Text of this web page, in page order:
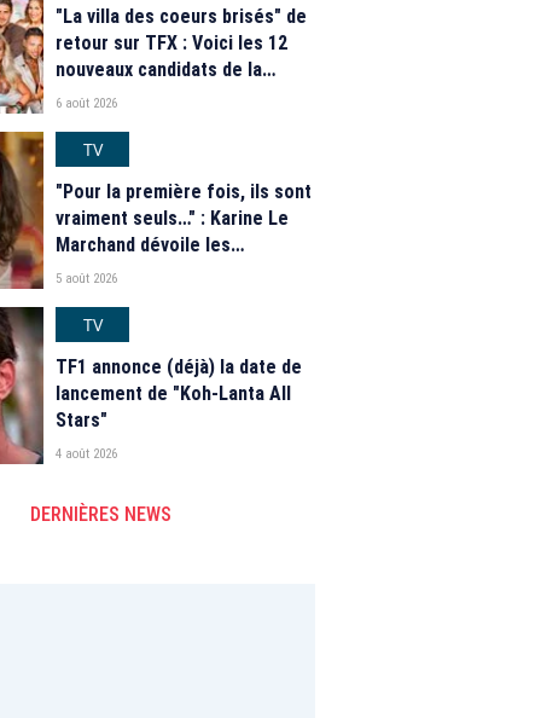
"La villa des coeurs brisés" de
retour sur TFX : Voici les 12
nouveaux candidats de la
saison 2026
6 août 2026
TV
"Pour la première fois, ils sont
vraiment seuls…" : Karine Le
Marchand dévoile les
nouveautés des speed dating
2026
5 août 2026
TV
TF1 annonce (déjà) la date de
lancement de "Koh-Lanta All
Stars"
4 août 2026
DERNIÈRES NEWS